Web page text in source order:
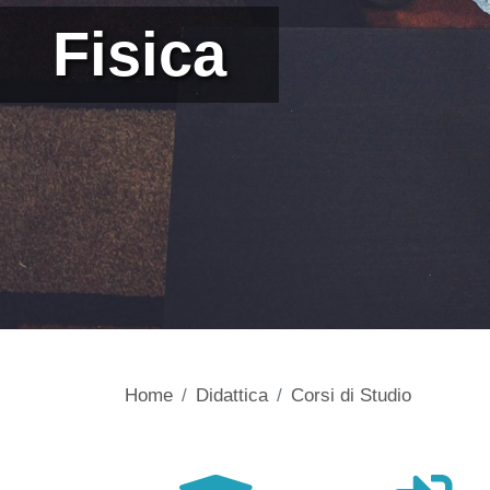
Fisica
Home Didattica Corsi di Studio